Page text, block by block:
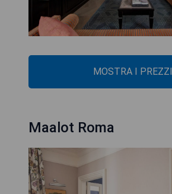
MOSTRA I PREZZI
Maalot Roma